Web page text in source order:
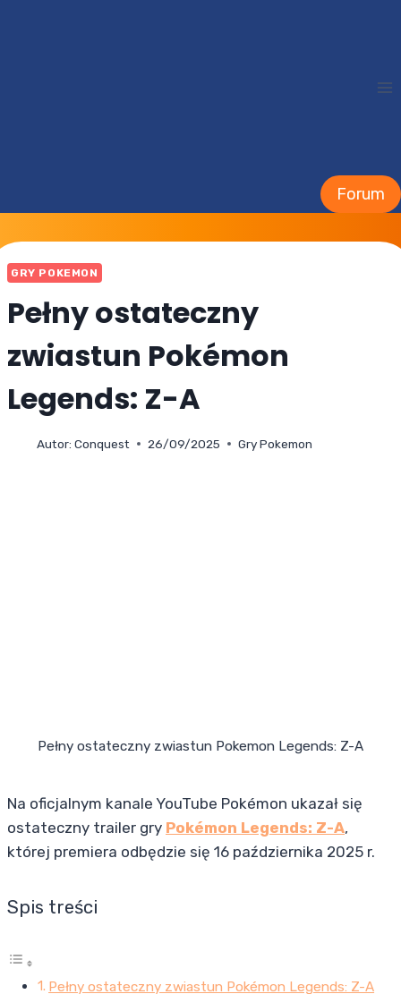
Forum
GRY POKEMON
Pełny ostateczny
zwiastun Pokémon
Legends: Z-A
Autor: Conquest 26/09/2025 Gry Pokemon
Pełny ostateczny zwiastun Pokemon Legends: Z-A
Na oficjalnym kanale YouTube Pokémon ukazał się
ostateczny trailer gry Pokémon Legends: Z-A,
której premiera odbędzie się 16 października 2025 r.
Spis treści
Pełny ostateczny zwiastun Pokémon Legends: Z-A